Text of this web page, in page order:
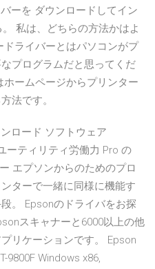
ーを ダウンロードしてイン
私は、どちらの方法かはよ
ドライバーとはパソコンがプ
プログラムだと思ってくだ
ームページからプリンター
法です。
ロード ソフトウェア
ーティリティ労働力 Pro の
エプソンからのためのプロ
ターで一緒に同様に機能す
。 Epsonのドライバをお探
スキャナーと6000以上の他
リケーションです。 Epson
9800F Windows x86,